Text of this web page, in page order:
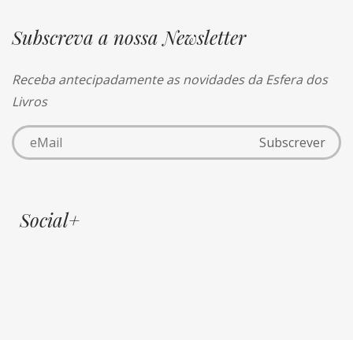
Subscreva a nossa Newsletter
Receba antecipadamente as novidades da Esfera dos
Livros
Social+